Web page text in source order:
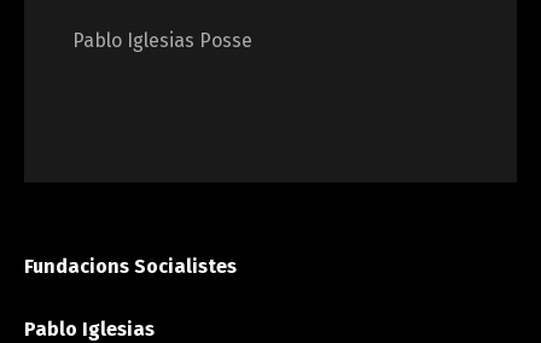
Pablo Iglesias Posse
Fundacions Socialistes
Pablo Iglesias